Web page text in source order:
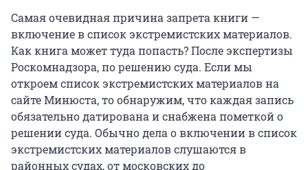
Самая очевидная причина запрета книги —
включение в список экстремистских материалов.
Как книга может туда попасть? После экспертизы
Роскомнадзора, по решению суда. Если мы
откроем список экстремистских материалов на
сайте Минюста, то обнаружим, что каждая запись
обязательно датирована и снабжена пометкой о
решении суда. Обычно дела о включении в список
экстремистских материалов слушаются в
районных судах, от московских до